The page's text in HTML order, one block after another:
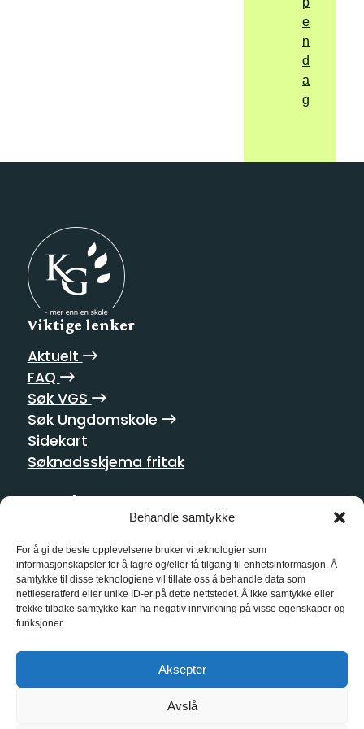
Behandle samtykke
For å gi de beste opplevelsene bruker vi teknologier som
informasjonskapsler for å lagre og/eller få tilgang til enhetsinformasjon. Å
samtykke til disse teknologiene vil tillate oss å behandle data som
nettleseratferd eller unike ID-er på dette nettstedet. Å ikke samtykke eller
trekke tilbake samtykke kan ha negativ innvirkning på visse egenskaper og
funksjoner.
Aksepter
Avslå
e
n
d
a
g
Viktige lenker
Aktuelt
FAQ
Søk VGS
Søk Ungdomskole
Sidekart
Søknadsskjema fritak
Postadresse
0352 Oslo
Kontakt oss
21 55 10 00